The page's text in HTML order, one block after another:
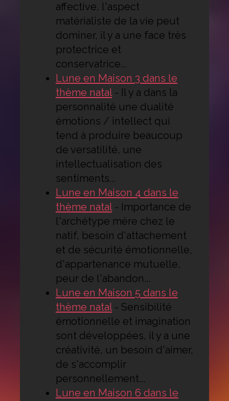
affective, l'aspect
matérialiste de la vie peut
dominer, il y a une face très
protectrice et
conservatrice...
Lune en Maison 3 dans le
thème natal - Il y a dans la
personnalité une dualité
émotions / intellect qui
tend à produire beaucoup
de versatilité, une
intellectualisation des
sentiments...
Lune en Maison 4 dans le
thème natal - Importance de
l'archétype mère chez le
natif, besoin d'attachement
et de sécurité émotionnelle,
d'appartenance mutuelle,
peur de l'abandon...
Lune en Maison 5 dans le
thème natal - Sensibilité
émotionnelle et imagination
sont développées, il y a une
créativité, un besoin d'aimer,
de s'accomplir
personnellement...
Lune en Maison 6 dans le